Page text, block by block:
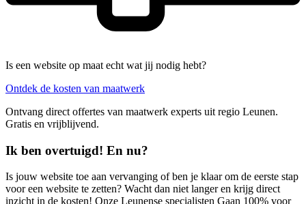
Is een website op maat echt wat jij nodig hebt?
Ontdek de kosten van maatwerk
Ontvang direct offertes van maatwerk experts uit regio Leunen.
Gratis en vrijblijvend.
Ik ben overtuigd! En nu?
Is jouw website toe aan vervanging of ben je klaar om de eerste stap
voor een website te zetten? Wacht dan niet langer en krijg direct
inzicht in de kosten! Onze Leunense specialisten Gaan 100% voor